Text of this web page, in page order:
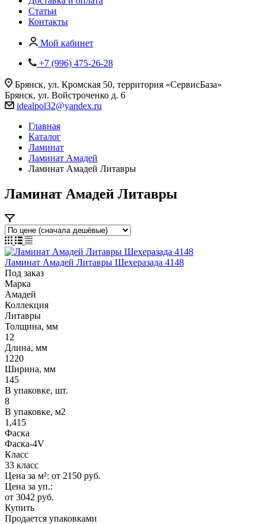
Статьи
Контакты
Мой кабинет
+7 (996) 475-26-28
Брянск, ул. Кромская 50, территория «СервисБаза»
Брянск, ул. Войстроченко д. 6
idealpol32@yandex.ru
Главная
Каталог
Ламинат
Ламинат Амадей
Ламинат Амадей Литавры
Ламинат Амадей Литавры
Ламинат Амадей Литавры Шехеразада 4148
Под заказ
Марка
Амадей
Коллекция
Литавры
Толщина, мм
12
Длина, мм
1220
Ширина, мм
145
В упаковке, шт.
8
В упаковке, м2
1,415
Фаска
Фаска-4V
Класс
33 класс
Цена за м²: от 2150 руб.
Цена за уп.:
от 3042 руб.
Купить
Продается упаковками